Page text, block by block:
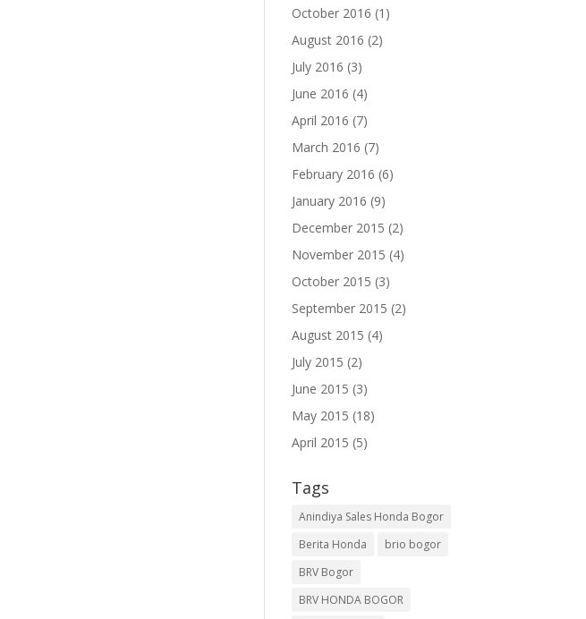
October 2016 (1)
August 2016 (2)
July 2016 (3)
June 2016 (4)
April 2016 (7)
March 2016 (7)
February 2016 (6)
January 2016 (9)
December 2015 (2)
November 2015 (4)
October 2015 (3)
September 2015 (2)
August 2015 (4)
July 2015 (2)
June 2015 (3)
May 2015 (18)
April 2015 (5)
Tags
Anindiya Sales Honda Bogor
Berita Honda
brio bogor
BRV Bogor
BRV HONDA BOGOR